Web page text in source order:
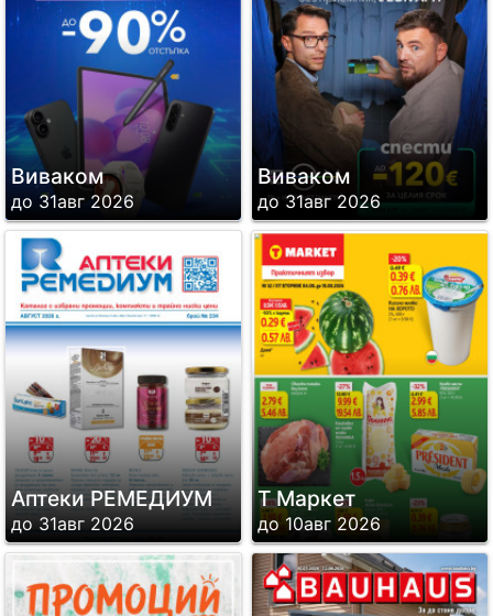
Виваком
до 31авг 2026
Виваком
до 31авг 2026
Аптеки РЕМЕДИУМ
до 31авг 2026
Т Маркет
до 10авг 2026